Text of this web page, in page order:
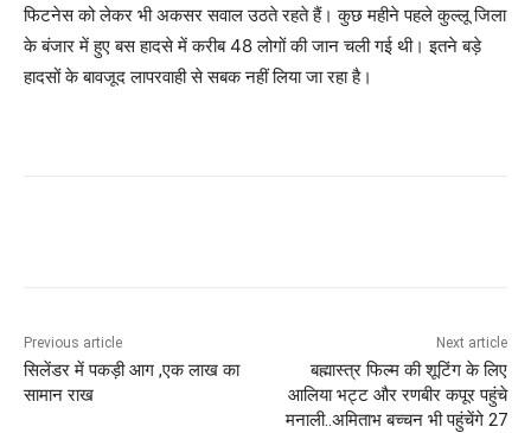
फ‍िटनेस को लेकर भी अकसर सवाल उठते रहते हैं। कुछ महीने पहले कुल्‍लू जिला
के बंजार में हुए बस हादसे में करीब 48 लोगों की जान चली गई थी। इतने बड़े
हादसों के बावजूद लापरवाही से सबक नहीं लिया जा रहा है।
Previous article
सिलेंडर में पकड़ी आग ,एक लाख का
सामान राख
Next article
बह्मास्त्र फिल्म की शूटिंग के लिए
आलिया भट्ट और रणबीर कपूर पहुंचे
मनाली..अमिताभ बच्चन भी पहुंचेंगे 27